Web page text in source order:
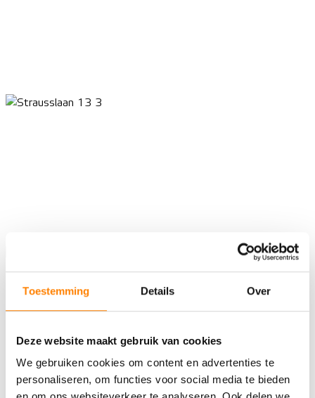
Toestemming Details Over
Deze website maakt gebruik van cookies
We gebruiken cookies om content en advertenties te
personaliseren, om functies voor social media te bieden